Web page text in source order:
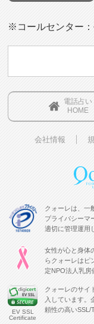
※コールセンター
電話占い
HOME
会社情報
クォーレは、一
プライバシーマ
適切に管理運用
女性が心と身体
らクォーレはピ
定NPO法人乳房
EV SSL
Certificate
クォーレのサイ
入しています。
頼性の高いSSL/